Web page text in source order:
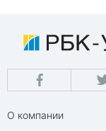
О компании